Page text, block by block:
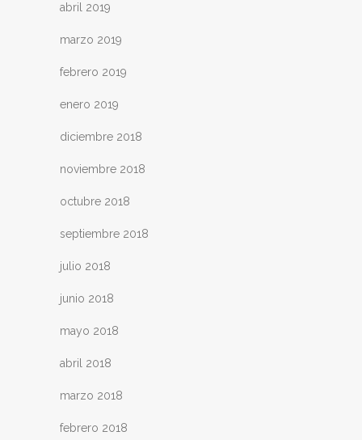
abril 2019
marzo 2019
febrero 2019
enero 2019
diciembre 2018
noviembre 2018
octubre 2018
septiembre 2018
julio 2018
junio 2018
mayo 2018
abril 2018
marzo 2018
febrero 2018